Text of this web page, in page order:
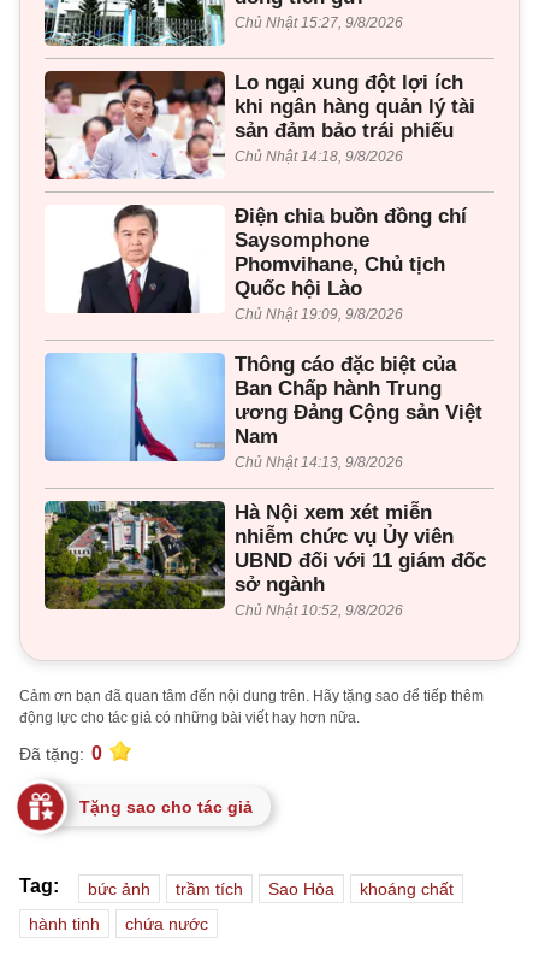
Chủ Nhật 15:27, 9/8/2026
Lo ngại xung đột lợi ích
khi ngân hàng quản lý tài
sản đảm bảo trái phiếu
Chủ Nhật 14:18, 9/8/2026
Điện chia buồn đồng chí
Saysomphone
Phomvihane, Chủ tịch
Quốc hội Lào
Chủ Nhật 19:09, 9/8/2026
Thông cáo đặc biệt của
Ban Chấp hành Trung
ương Đảng Cộng sản Việt
Nam
Chủ Nhật 14:13, 9/8/2026
Hà Nội xem xét miễn
nhiễm chức vụ Ủy viên
UBND đối với 11 giám đốc
sở ngành
Chủ Nhật 10:52, 9/8/2026
Cảm ơn bạn đã quan tâm đến nội dung trên. Hãy tặng sao để tiếp thêm
động lực cho tác giả có những bài viết hay hơn nữa.
Đã tặng: 0
Tặng sao cho tác giả
Tag: bức ảnh trầm tích Sao Hỏa
khoáng chất
hành tinh
chứa nước